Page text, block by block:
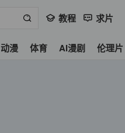
教程 求片
动漫 体育 AI漫剧 伦理片